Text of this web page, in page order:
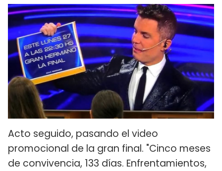
Acto seguido, pasando el video
promocional de la gran final. "Cinco meses
de convivencia, 133 días. Enfrentamientos,